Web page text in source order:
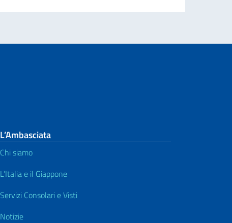
L’Ambasciata
Chi siamo
L’Italia e il Giappone
Servizi Consolari e Visti
Notizie